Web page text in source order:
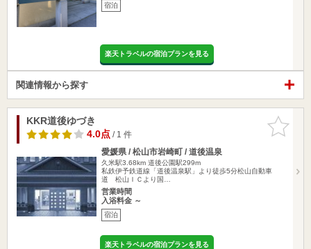
宿泊
楽天トラベルの宿泊プランを見る
関連情報から探す
お気に入
りに追加
KKR道後ゆづき
4.0点/ 1 件
愛媛県 / 松山市岩崎町 / 道後温泉
久米駅3.68km 道後公園駅299m
私鉄伊予鉄道線「道後温泉駅」より徒歩5分松山自動車
道 松山ＩＣより国…
営業時間
入浴料金 ～
宿泊
楽天トラベルの宿泊プランを見る